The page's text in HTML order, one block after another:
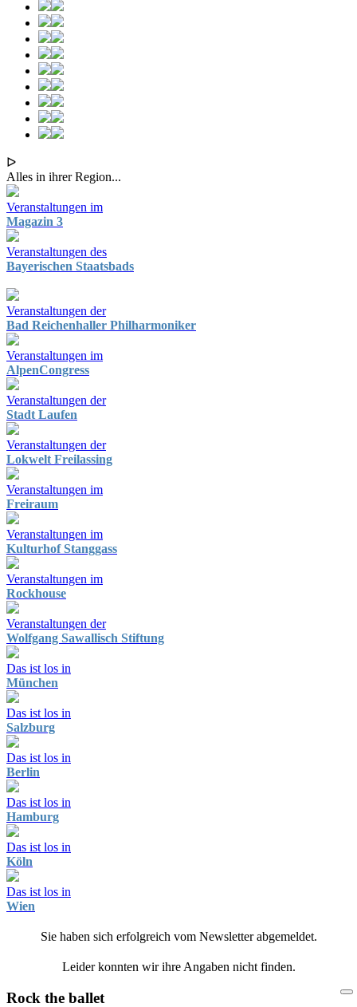
ᐅ
Alles in ihrer Region...
Veranstaltungen im
Magazin 3
Veranstaltungen des
Bayerischen Staatsbads
Veranstaltungen der
Bad Reichenhaller Philharmoniker
Veranstaltungen im
AlpenCongress
Veranstaltungen der
Stadt Laufen
Veranstaltungen der
Lokwelt Freilassing
Veranstaltungen im
Freiraum
Veranstaltungen im
Kulturhof Stanggass
Veranstaltungen im
Rockhouse
Veranstaltungen der
Wolfgang Sawallisch Stiftung
Das ist los in
München
Das ist los in
Salzburg
Das ist los in
Berlin
Das ist los in
Hamburg
Das ist los in
Köln
Das ist los in
Wien
Sie haben sich erfolgreich vom Newsletter abgemeldet.
Leider konnten wir ihre Angaben nicht finden.
Rock the ballet